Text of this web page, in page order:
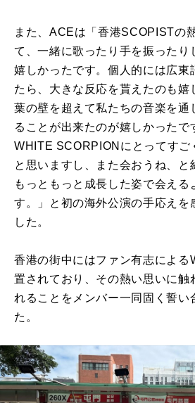
また、ACEは「香港SCOPISTの
て、一緒に歌ったり手を振ったり
嬉しかったです。個人的には広東
たら、大きな反応を貰えたのも嬉
葉の壁を超えて私たちの音楽を通
ることが出来たのが嬉しかったで
WHITE SCORPIONにとってすご
と思いますし、また会おうね、と
もっともっと成長した姿で会える
す。」と初の海外公演の手応えを
した。
香港の街中にはファン有志による
置されており、その熱い思いに触
れることをメンバー一同固く誓い
た。